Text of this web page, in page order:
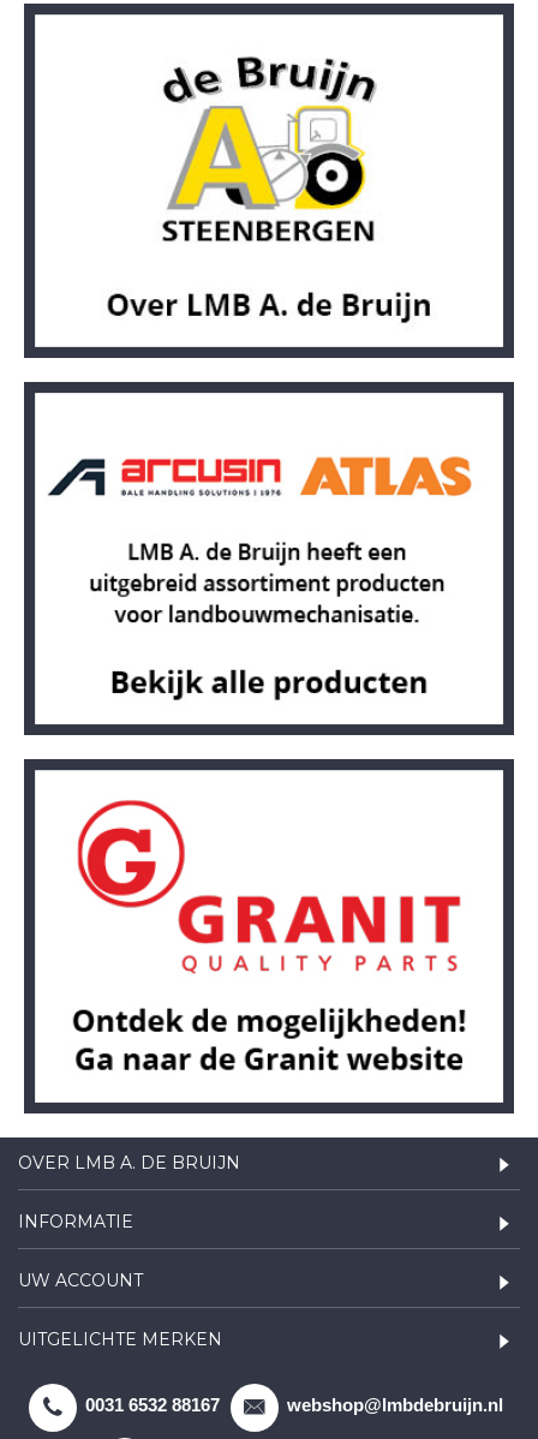
OVER LMB A. DE BRUIJN
INFORMATIE
UW ACCOUNT
UITGELICHTE MERKEN
0031 6532 88167 webshop@lmbdebruijn.nl